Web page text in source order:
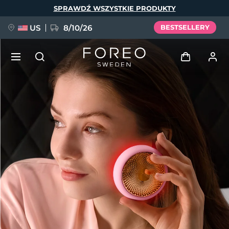
SPRAWDŹ WSZYSTKIE PRODUKTY
US 8/10/26 BESTSELLERY
Zaloguj
Profil użytkownika
Moje urządzenia
Moje zamówienia
Moje adresy
Moje subskrypcje
NOWOŚĆ
FAQ™ Pure Beauty-Tech Elixir
BREAKING NEWS
issa™ Teeth Whitening Set
Deutsch
Español
Français
Italiano
Português
Polski
Svenska
Русский
Türkçe
简体中文 繁體中文